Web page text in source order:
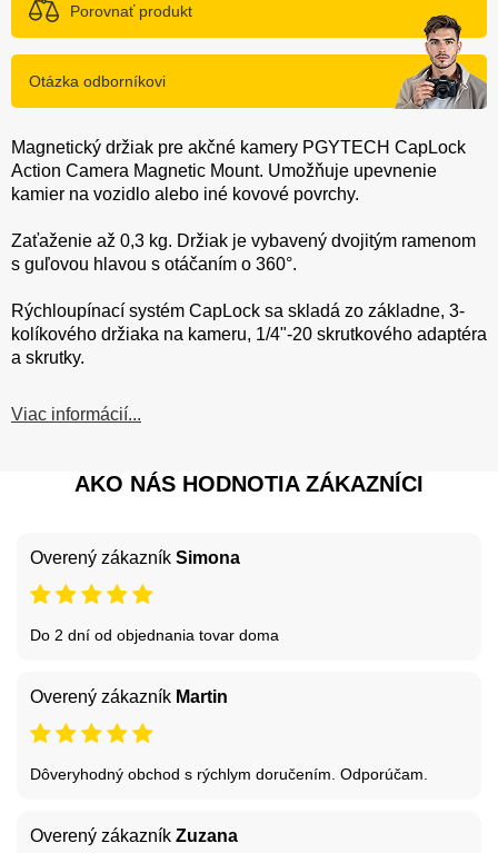
Porovnať produkt
Otázka odborníkovi
Magnetický držiak pre akčné kamery PGYTECH CapLock
Action Camera Magnetic Mount. Umožňuje upevnenie
kamier na vozidlo alebo iné kovové povrchy.
Zaťaženie až 0,3 kg. Držiak je vybavený dvojitým ramenom
s guľovou hlavou s otáčaním o 360°.
Rýchloupínací systém CapLock sa skladá zo základne, 3-
kolíkového držiaka na kameru, 1/4"-20 skrutkového adaptéra
a skrutky.
Viac informácií...
AKO NÁS HODNOTIA ZÁKAZNÍCI
Overený zákazník Simona
Do 2 dní od objednania tovar doma
Overený zákazník Martin
Dôveryhodný obchod s rýchlym doručením. Odporúčam.
Overený zákazník Zuzana